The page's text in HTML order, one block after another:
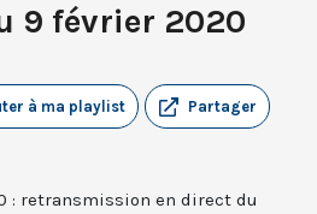
9 février 2020
Partager
à ma playlist
: retransmission en direct du